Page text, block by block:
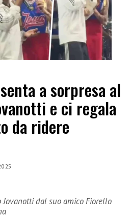
a sorpresa al
e ci regala
da ridere
Jovanotti dal suo amico Fiorello